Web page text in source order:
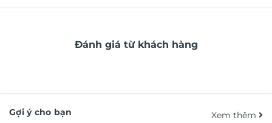
Đánh giá từ khách hàng
Gợi ý cho bạn Xem thêm